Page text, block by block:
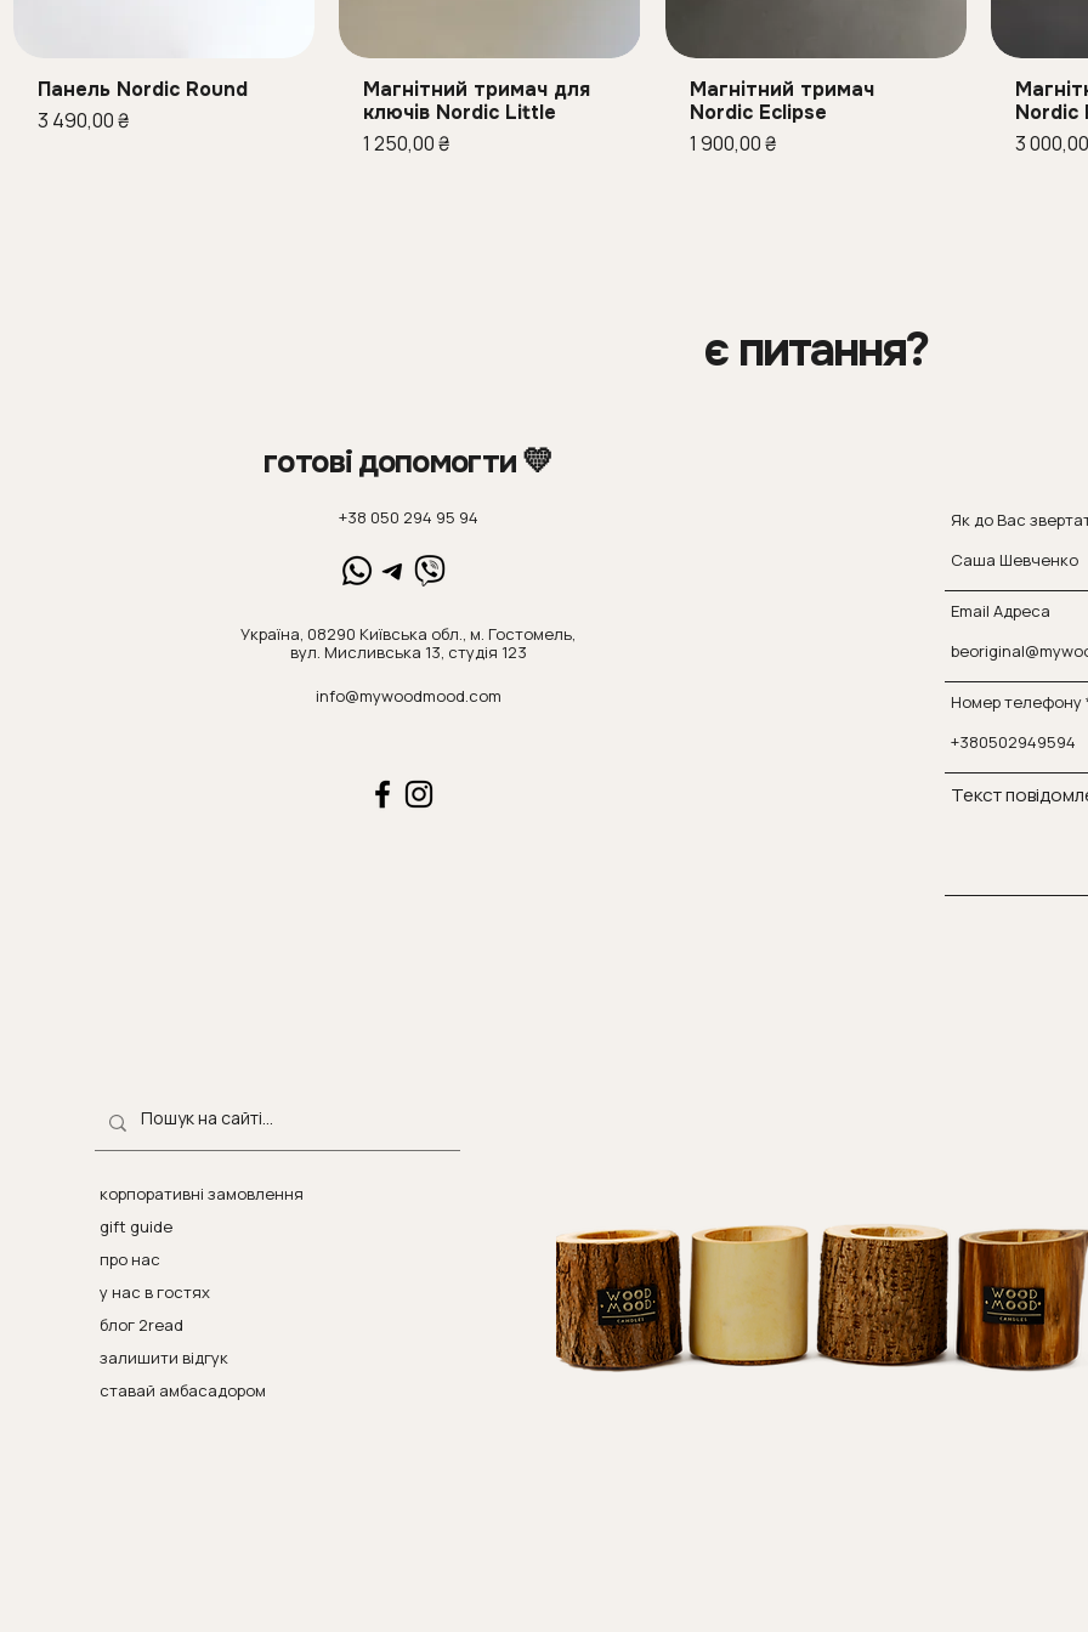
Швидкий перегляд
Панель Nordic Round
Ціна
3 490,00 ₴
Швидкий перегляд
Магнітний тримач для
ключів Nordic Little
Ціна
1 250,00 ₴
Швидкий перегляд
Магнітний тримач
Nordic Eclipse
Ціна
1 900,00 ₴
Nordic
Ціна
3
є питання?
готові допомогти 💛
+38 050 294 95 94
Україна, 08290 Київська обл., м. Гостомель,
вул. Мисливська 13, студія 123
info@mywoodmood.com
Як до Вас
Email Адреса
Номер телефону
Текст
корпоративні замовлення
gift guide
про нас
у нас в гостях
блог 2read
залишити відгук
ставай амбасадором